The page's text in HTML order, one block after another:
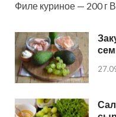
Филе куриное — 200 г